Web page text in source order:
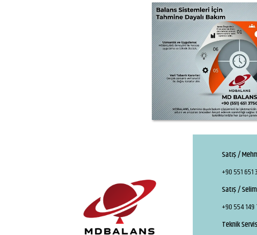
Satış /
+90 551 651
Satış /
+90 554 149
Teknik